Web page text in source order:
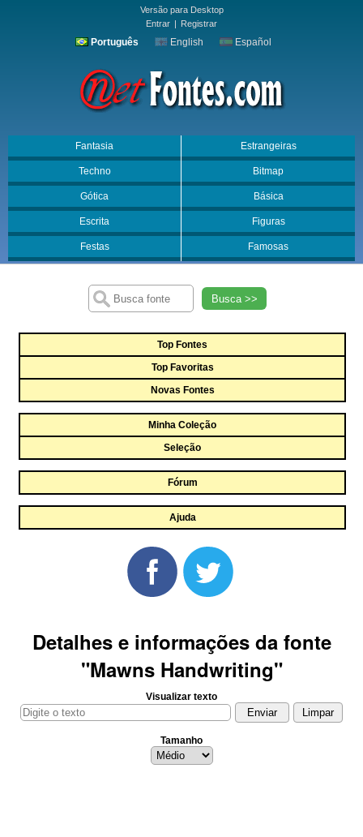
Versão para Desktop
Entrar | Registrar
Português English Español
Fantasia Estrangeiras
Techno Bitmap
Gótica Básica
Escrita Figuras
Festas Famosas
Busca >>
Top Fontes
Top Favoritas
Novas Fontes
Minha Coleção
Seleção
Fórum
Ajuda
Detalhes e informações da fonte
"Mawns Handwriting"
Visualizar texto
Tamanho